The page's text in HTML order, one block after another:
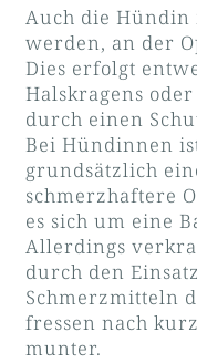
Auch die Hündin
werden, an der
Dies erfolgt
Halskragens
durch einen
Bei Hündinnen
grundsätzlich
schmerzhaftere
es sich um eine
Allerdings
durch den
Schmerzmitteln
fressen nach
munter.